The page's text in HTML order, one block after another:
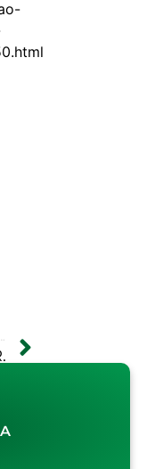
PRÓXIMO
RS: condições climáticas prejudicam produtores de grãos do Estado, diz Emater